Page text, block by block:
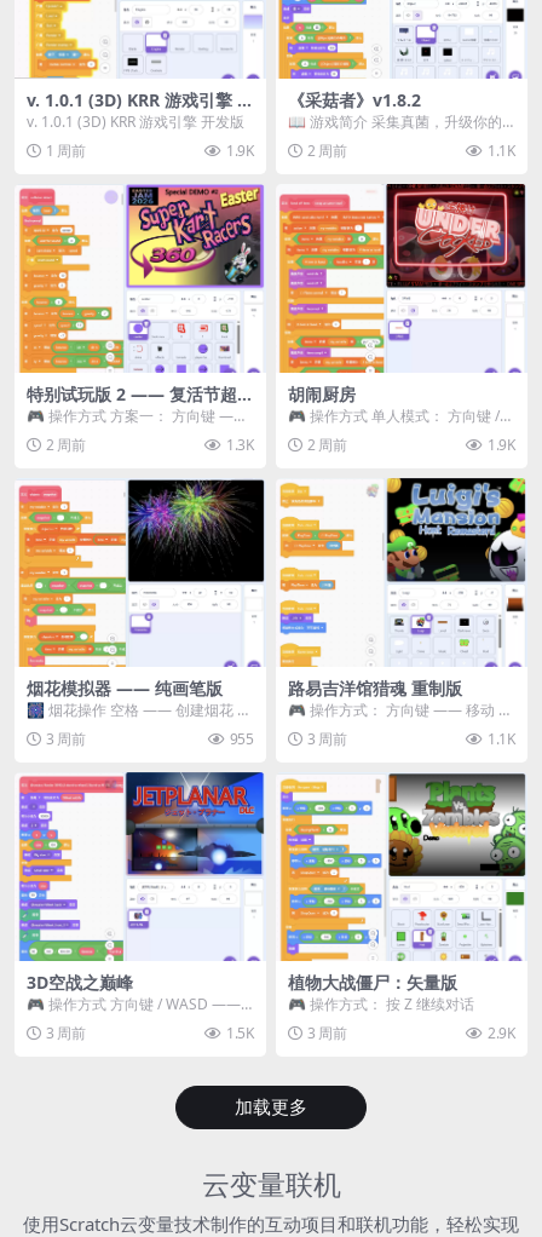
v. 1.0.1 (3D) KRR 游戏引擎 开
发版
v. 1.0.1 (3D) KRR 游戏引擎 开发版
1 周前
1.9K
《采菇者》v1.8.2
📖 游戏简介 采集真菌，升级你的
机体，并前往未知领域探索。 这是
一款静谧的探索冒...
2 周前 1.1K
特别试玩版 2 —— 复活节超级
卡丁车赛
🎮 操作方式 方案一： 方向键 ——
移动 Z —— 跳跃 / 漂移 方案二： ...
2 周前 1.3K
胡闹厨房
🎮 操作方式 单人模式： 方向键 /
WASD —— 移动 Z / K —— 抓...
2 周前 1.9K
烟花模拟器 —— 纯画笔版
🎆 烟花操作 空格 —— 创建烟花 1
~ 3 —— 切换烟花类型 普通烟花
嘶...3 周前 955
路易吉洋馆猎魂 重制版
🎮 操作方式： 方向键 —— 移动 &
跳跃 空格 —— 打开宝箱 将你...
3 周前 1.1K
3D空战之巅峰
🎮 操作方式 方向键 / WASD ——
移动 Z / K —— 射击 / 攻击...
3 周前 1.5K
植物大战僵尸：矢量版
🎮 操作方式： 按 Z 继续对话
3 周前
2.9K
加载更多
云变量联机
使用Scratch云变量技术制作的互动项目和联机功能，轻松实现